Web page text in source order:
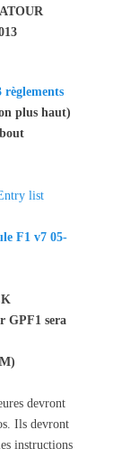
règlements
plus haut)
list
F1 v7 05-
GPF1 sera
devront
Ils devront
instructions